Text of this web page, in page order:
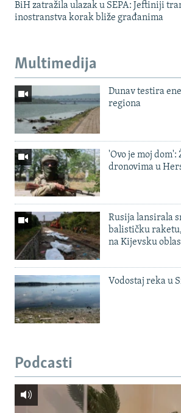
BiH zatražila ulazak u SEPA: Jeftiniji
inostranstva korak bliže građanima
Multimedija
Dunav testira
regiona
'Ovo je moj
dronovima u
Rusija lansirala
balističku
na Kijevsku
Vodostaj reka u
Podcasti